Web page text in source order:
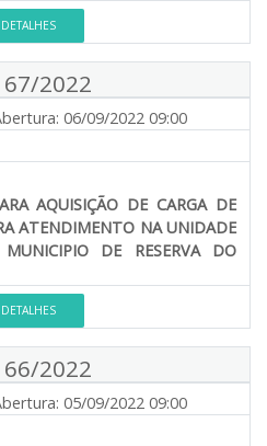
DETALHES
2022
06/09/2022 09:00
AQUISIÇÃO DE CARGA DE
ATENDIMENTO NA UNIDADE
DE RESERVA DO
DETALHES
2022
05/09/2022 09:00